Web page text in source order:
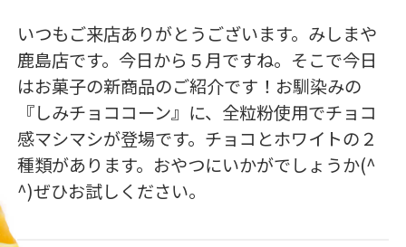
いつもご来店ありがとうございます。みしまや
鹿島店です。今日から５月ですね。そこで今日
はお菓子の新商品のご紹介です！お馴染みの
『しみチョココーン』に、全粒粉使用でチョコ
感マシマシが登場です。チョコとホワイトの２
種類があります。おやつにいかがでしょうか(^
^)ぜひお試しください。